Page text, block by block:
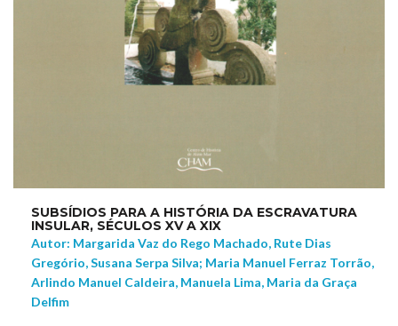
SUBSÍDIOS PARA A HISTÓRIA DA ESCRAVATURA
INSULAR, SÉCULOS XV A XIX
Autor: Margarida Vaz do Rego Machado, Rute Dias
Gregório, Susana Serpa Silva; Maria Manuel Ferraz Torrão,
Arlindo Manuel Caldeira, Manuela Lima, Maria da Graça
Delfim